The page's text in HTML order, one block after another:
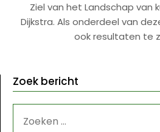
Ziel van het Landschap van
Dijkstra. Als onderdeel van
ook resultaten te
Zoek bericht
NAAR: